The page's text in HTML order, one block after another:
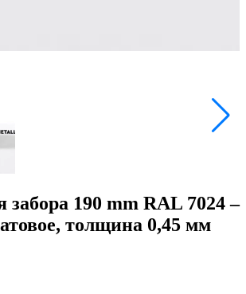
забора 190 mm RAL 7024 –
толщина 0,45 мм